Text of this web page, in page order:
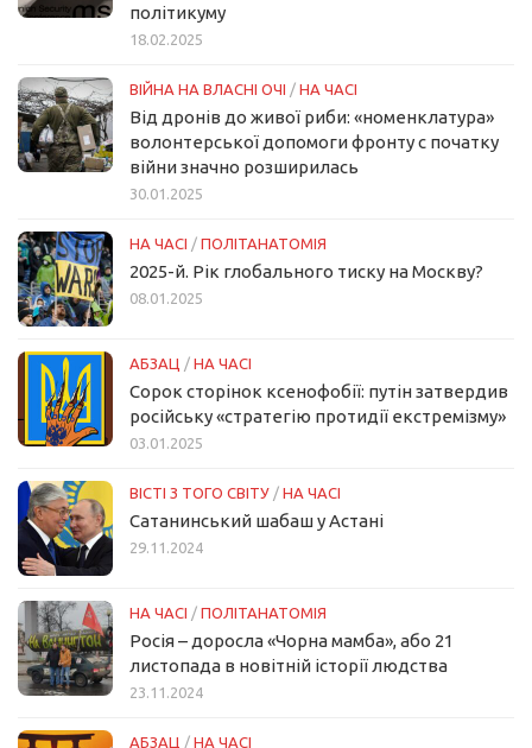
політикуму
18.02.2025
ВІЙНА НА ВЛАСНІ ОЧІ / НА ЧАСІ
Від дронів до живої риби: «номенклатура»
волонтерської допомоги фронту с початку
війни значно розширилась
30.01.2025
НА ЧАСІ / ПОЛІТАНАТОМІЯ
2025-й. Рік глобального тиску на Москву?
08.01.2025
АБЗАЦ / НА ЧАСІ
Сорок сторінок ксенофобії: путін затвердив
російську «стратегію протидії екстремізму»
03.01.2025
ВІСТІ З ТОГО СВІТУ / НА ЧАСІ
Сатанинський шабаш у Астані
29.11.2024
НА ЧАСІ / ПОЛІТАНАТОМІЯ
Росія – доросла «Чорна мамба», або 21
листопада в новітній історії людства
23.11.2024
АБЗАЦ / НА ЧАСІ